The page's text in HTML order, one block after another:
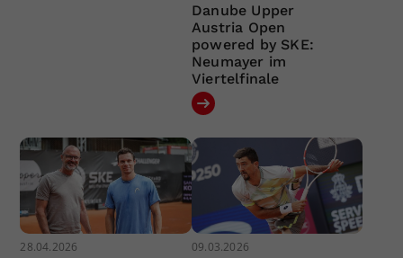
Danube Upper
Austria Open
powered by SKE:
Neumayer im
Viertelfinale
28.04.2026 09.03.2026